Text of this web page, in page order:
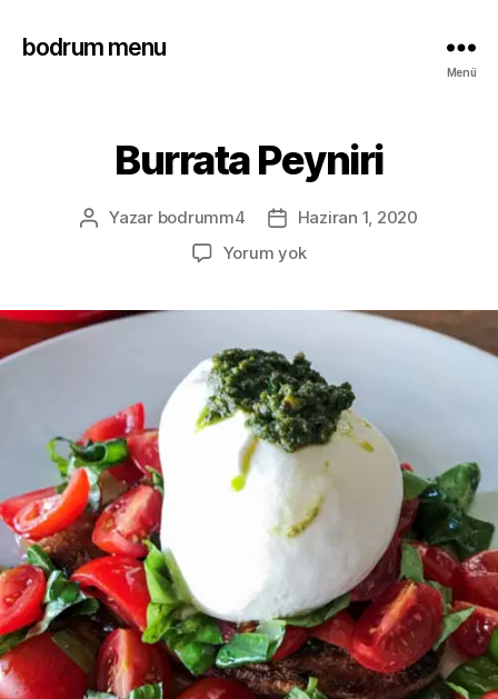
bodrum menu
Menü
Burrata Peyniri
Yazar bodrumm4
Haziran 1, 2020
Yorum yok